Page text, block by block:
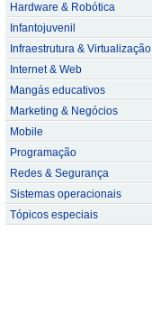
Hardware & Robótica
Infantojuvenil
Infraestrutura & Virtualização
Internet & Web
Mangás educativos
Marketing & Negócios
Mobile
Programação
Redes & Segurança
Sistemas operacionais
Tópicos especiais